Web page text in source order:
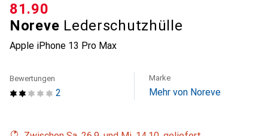
Noreve Lederschutzhülle
Apple iPhone 13 Pro Max
CHF
81.90
2
Bewertungen Marke
Mehr von Noreve